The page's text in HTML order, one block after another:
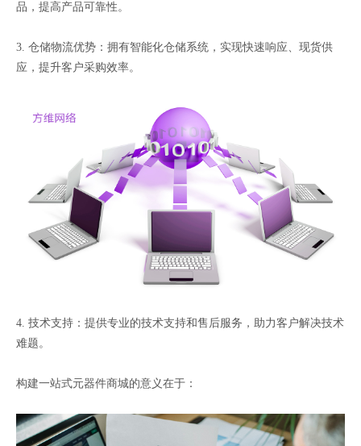
品，提高产品可靠性。
3. 仓储物流优势：拥有智能化仓储系统，实现快速响应、现货供
应，提升客户采购效率。
4. 技术支持：提供专业的技术支持和售后服务，助力客户解决技术
难题。
构建一站式元器件商城的意义在于：